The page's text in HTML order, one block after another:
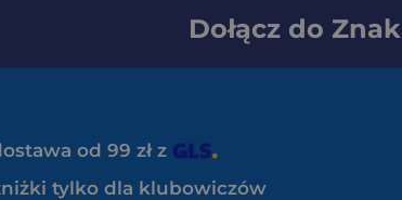
Dołącz do Znak
od 99 zł z
tylko dla klubowiczów